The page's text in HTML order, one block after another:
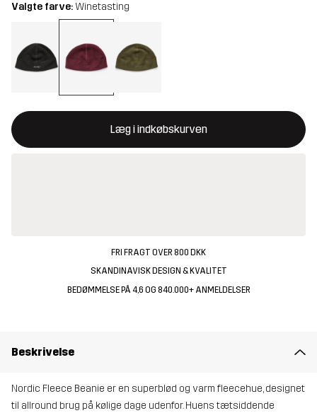
Valgte farve: Winetasting
Læg i indkøbskurven
Denne knap åbner en modal, der bekræfter en ny vare i
{{size}} ikke tilgængelig
FRI FRAGT OVER 800 DKK
SKANDINAVISK DESIGN & KVALITET
BEDØMMELSE PÅ 4,6 OG 840.000+ ANMELDELSER
Beskrivelse
Nordic Fleece Beanie er en superblød og varm fleecehue, designet
til allround brug på kølige dage udenfor. Huens tætsiddende